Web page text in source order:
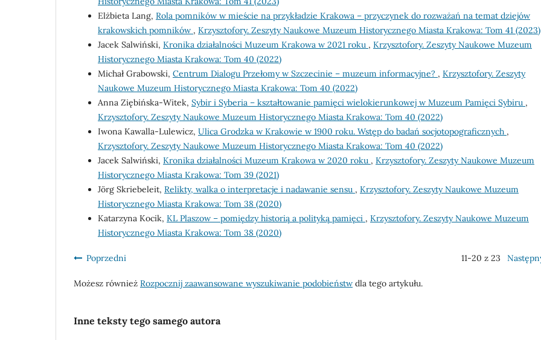
Elżbieta Lang, Rola pomników w mieście na przykładzie Krakowa – przyczynek do rozważań na temat dziejów
krakowskich pomników , Krzysztofory. Zeszyty Naukowe Muzeum Historycznego Miasta Krakowa: Tom 41 (2023)
Jacek Salwiński, Kronika działalności Muzeum Krakowa w 2021 roku , Krzysztofory. Zeszyty Naukowe Muzeum
Historycznego Miasta Krakowa: Tom 40 (2022)
Michał Grabowski, Centrum Dialogu Przełomy w Szczecinie – muzeum informacyjne? , Krzysztofory. Zeszyty
Naukowe Muzeum Historycznego Miasta Krakowa: Tom 40 (2022)
Anna Ziębińska-Witek, Sybir i Syberia – kształtowanie pamięci wielokierunkowej w Muzeum Pamięci Sybiru ,
Krzysztofory. Zeszyty Naukowe Muzeum Historycznego Miasta Krakowa: Tom 40 (2022)
Iwona Kawalla-Lulewicz, Ulica Grodzka w Krakowie w 1900 roku. Wstęp do badań socjotopograficznych ,
Krzysztofory. Zeszyty Naukowe Muzeum Historycznego Miasta Krakowa: Tom 40 (2022)
Jacek Salwiński, Kronika działalności Muzeum Krakowa w 2020 roku , Krzysztofory. Zeszyty Naukowe Muzeum
Historycznego Miasta Krakowa: Tom 39 (2021)
Jörg Skriebeleit, Relikty, walka o interpretacje i nadawanie sensu , Krzysztofory. Zeszyty Naukowe Muzeum
Historycznego Miasta Krakowa: Tom 38 (2020)
Katarzyna Kocik, KL Plaszow – pomiędzy historią a polityką pamięci , Krzysztofory. Zeszyty Naukowe Muzeum
Historycznego Miasta Krakowa: Tom 38 (2020)
Poprzedni 11-20 z 23
Możesz również Rozpocznij zaawansowane wyszukiwanie podobieństw dla tego artykułu.
Inne teksty tego samego autora